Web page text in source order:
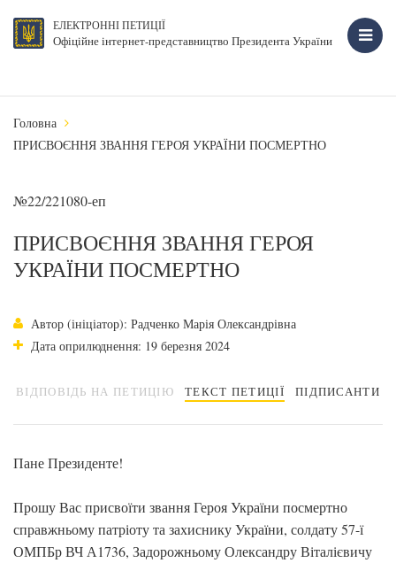
ЕЛЕКТРОННІ ПЕТИЦІЇ
Офіційне інтернет-представництво Президента України
Головна
ПРИСВОЄННЯ ЗВАННЯ ГЕРОЯ УКРАЇНИ ПОСМЕРТНО
№22/221080-еп
ПРИСВОЄННЯ ЗВАННЯ ГЕРОЯ
УКРАЇНИ ПОСМЕРТНО
Автор (ініціатор): Радченко Марія Олександрівна
Дата оприлюднення: 19 березня 2024
ВІДПОВІДЬ НА ПЕТИЦІЮ ТЕКСТ ПЕТИЦІЇ ПІДПИСАНТИ
Пане Президенте!
Прошу Вас присвоїти звання Героя України посмертно
справжньому патріоту та захиснику України, солдату 57-ї
ОМПБр ВЧ А1736, Задорожньому Олександру Віталієвичу